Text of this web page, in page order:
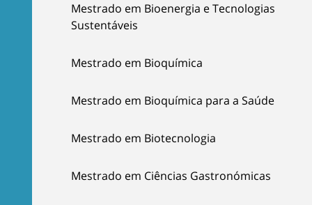
Mestrado em Bioenergia e Tecnologias
Sustentáveis
Mestrado em Bioquímica
Mestrado em Bioquímica para a Saúde
Mestrado em Biotecnologia
Mestrado em Ciências Gastronómicas